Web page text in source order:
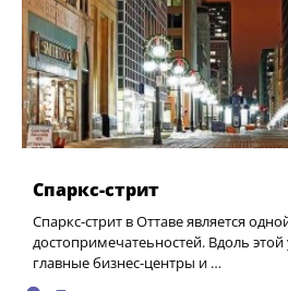
Спаркс-стрит
Спаркс-стрит в Оттаве является
достопримечатеьностей. Вдоль
главные бизнес-центры и …